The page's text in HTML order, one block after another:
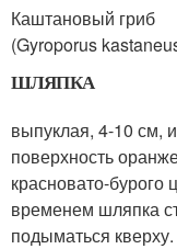
Каштановый гриб
(Gyroporus
ШЛЯПКА
выпуклая, 4-10 см,
поверхность
красновато-
временем шляпка
подыматься кверху.